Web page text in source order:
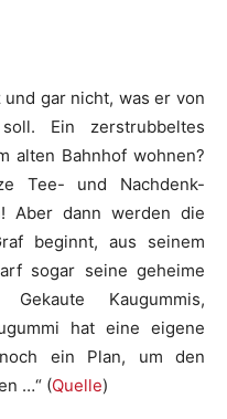
gar nicht, was er von
Ein zerstrubbeltes
alten Bahnhof wohnen?
Tee- und Nachdenk-
Aber dann werden die
beginnt, aus seinem
sogar seine geheime
Gekaute Kaugummis,
hat eine eigene
ein Plan, um den
…“ (Quelle)